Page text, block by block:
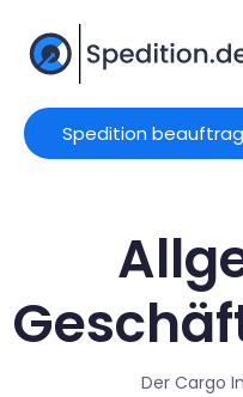
Spedition
Der Cargo